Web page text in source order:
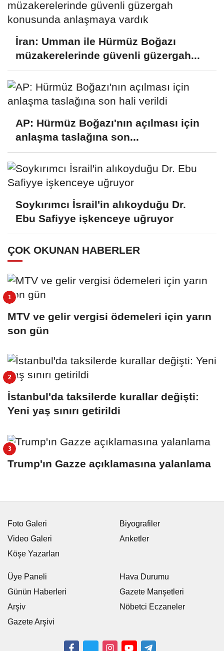
İran: Umman ile Hürmüz Boğazı
müzakerelerinde güvenli güzergah...
AP: Hürmüz Boğazı'nın açılması için
anlaşma taslağına son...
Soykırımcı İsrail'in alıkoyduğu Dr.
Ebu Safiyye işkenceye uğruyor
ÇOK OKUNAN HABERLER
MTV ve gelir vergisi ödemeleri için yarın
son gün
İstanbul'da taksilerde kurallar değişti:
Yeni yaş sınırı getirildi
Trump'ın Gazze açıklamasına yalanlama
Foto Galeri
Video Galeri
Köşe Yazarları
Biyografiler
Anketler
Üye Paneli
Günün Haberleri
Arşiv
Gazete Arşivi
Hava Durumu
Gazete Manşetleri
Nöbetci Eczaneler